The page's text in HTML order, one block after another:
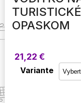
OPASKOM
21,22 €
Variante